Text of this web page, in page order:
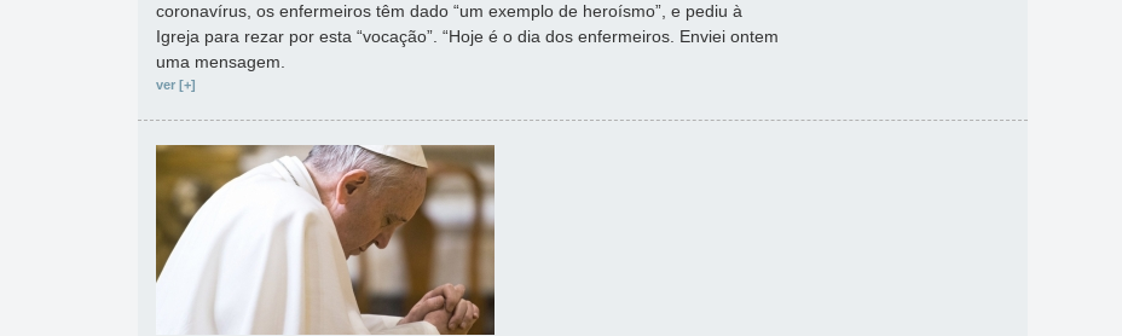
coronavírus, os enfermeiros têm dado “um exemplo de heroísmo”, e pediu à
Igreja para rezar por esta “vocação”. “Hoje é o dia dos enfermeiros. Enviei ontem
uma mensagem.
ver [+]